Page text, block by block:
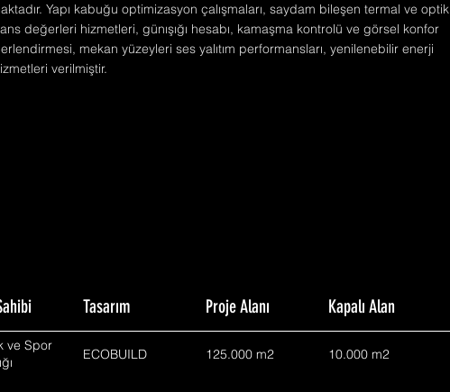
Yapı kabuğu optimizasyon çalışmaları, saydam bileşen termal ve optik
değerleri hizmetleri, günışığı hesabı, kamaşma kontrolü ve görsel konfor
mekan yüzeyleri ses yalıtım performansları, yenilenebilir enerji
verilmiştir.
Tasarım Proje Alanı Kapalı Alan
ve Spor
ECOBUILD 125.000 m2 10.000 m2